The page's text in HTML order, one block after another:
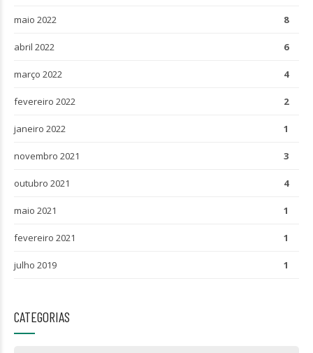
maio 2022 8
abril 2022 6
março 2022 4
fevereiro 2022 2
janeiro 2022 1
novembro 2021 3
outubro 2021 4
maio 2021 1
fevereiro 2021 1
julho 2019 1
CATEGORIAS